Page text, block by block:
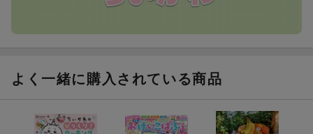
ラン）が当たる！
よく一緒に購入されている商品